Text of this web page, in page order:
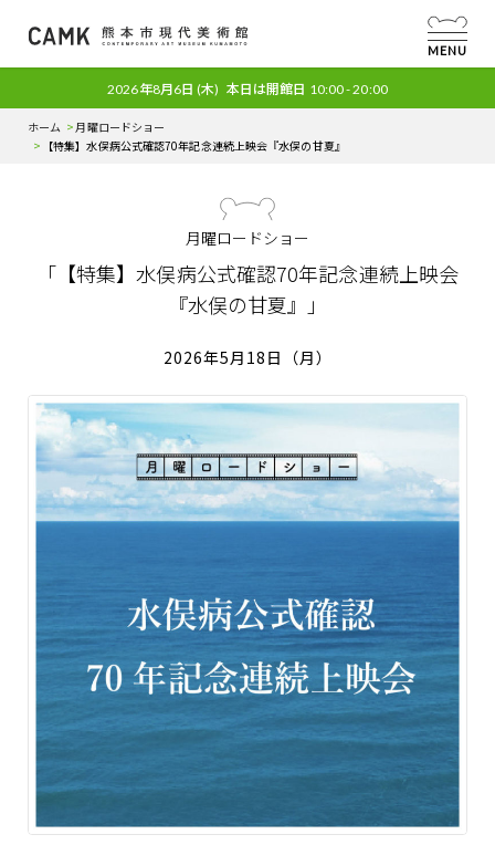
MENU
2026年8月6日 (木) 本日は開館日 10:00 - 20:00
ホーム
月曜ロードショー
【特集】水俣病公式確認70年記念連続上映会 『水俣の甘夏』
月曜ロードショー
「【特集】水俣病公式確認70年記念連続上映会
『水俣の甘夏』」
2026年5月18日（月）